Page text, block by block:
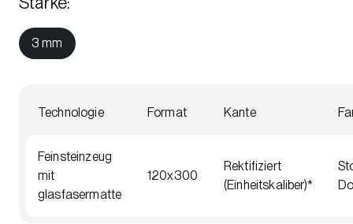
3 mm
Technologie Format Kante
Feinsteinzeug
mit
glasfasermatte
120x300
Rektifiziert
(Einheitskaliber)*